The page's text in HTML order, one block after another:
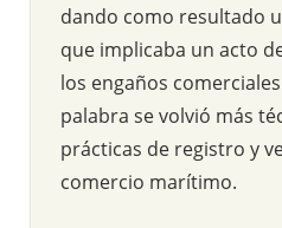
dando como resultado
que implicaba un acto
los engaños
palabra se volvió más
prácticas de registro y
comercio marítimo.